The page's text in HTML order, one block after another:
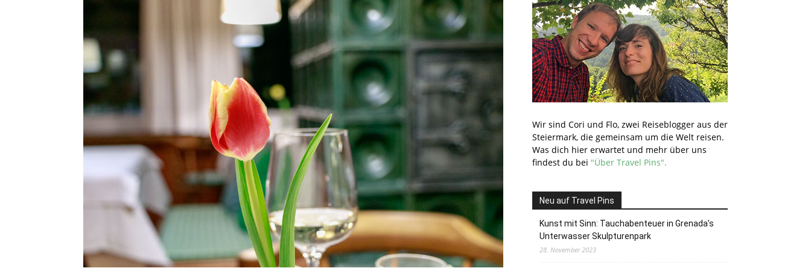
Pins
Wir sind Cori und Flo, zwei Reiseblogger aus der
Steiermark, die gemeinsam um die Welt reisen.
Was dich hier erwartet und mehr über uns
findest du bei "Über Travel Pins".
Neu auf Travel Pins
Kunst mit Sinn: Tauchabenteuer in Grenada’s
Unterwasser Skulpturenpark
28. November 2023